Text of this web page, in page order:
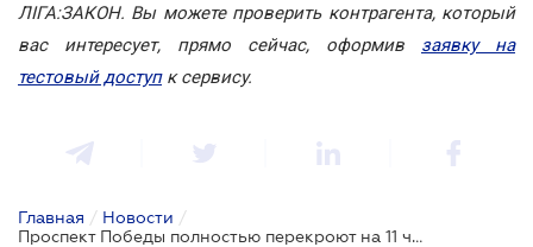
ЛІГА:ЗАКОН. Вы можете проверить контрагента, который
вас интересует, прямо сейчас, оформив заявку на
тестовый доступк сервису.
Главная / Новости /
Проспект Победы полностью перекроют на 11 часов